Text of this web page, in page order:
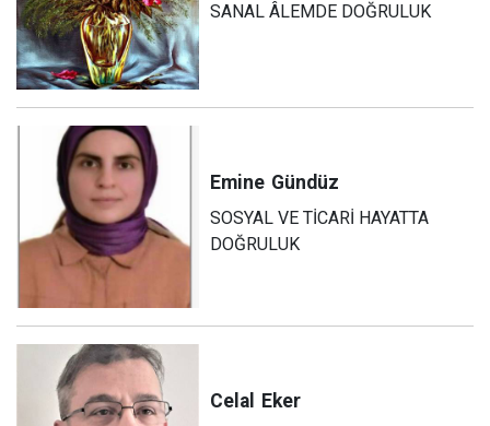
SANAL ÂLEMDE DOĞRULUK
Emine Gündüz
SOSYAL VE TİCARİ HAYATTA
DOĞRULUK
Celal Eker